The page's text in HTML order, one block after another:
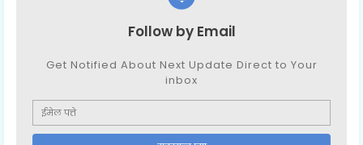
Follow by Email
Get Notified About Next Update Direct to Your
inbox